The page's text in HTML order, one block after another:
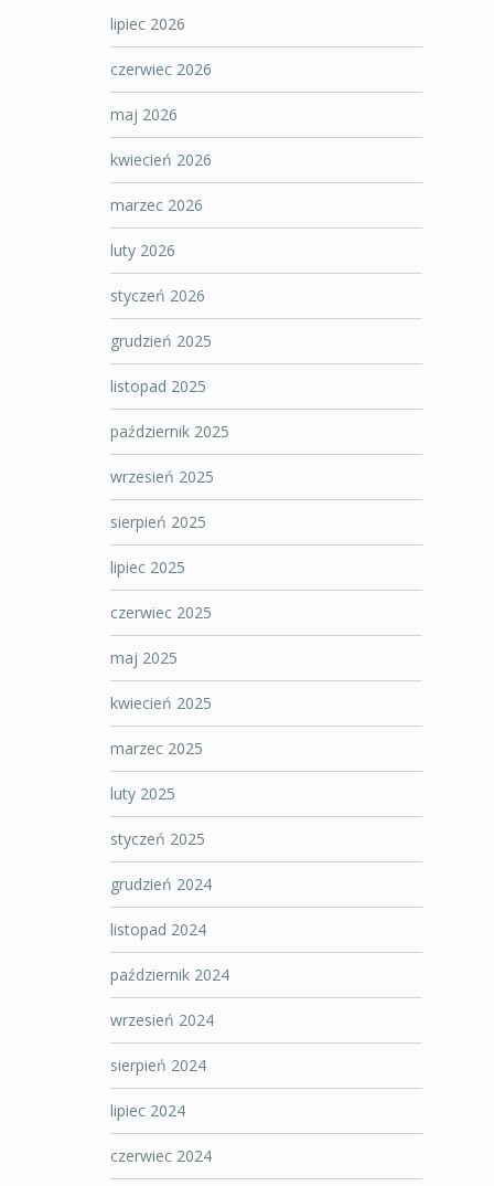
lipiec 2026
czerwiec 2026
maj 2026
kwiecień 2026
marzec 2026
luty 2026
styczeń 2026
grudzień 2025
listopad 2025
październik 2025
wrzesień 2025
sierpień 2025
lipiec 2025
czerwiec 2025
maj 2025
kwiecień 2025
marzec 2025
luty 2025
styczeń 2025
grudzień 2024
listopad 2024
październik 2024
wrzesień 2024
sierpień 2024
lipiec 2024
czerwiec 2024